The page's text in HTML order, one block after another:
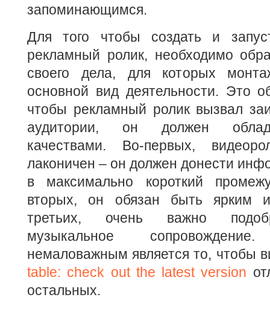
запоминающимся.
Для того чтобы создать и
рекламный ролик, необходимо
своего дела, для которых
основной вид деятельности. Это
чтобы рекламный ролик вызвал
аудитории, он должен
качествами. Во-первых,
лаконичен – он должен донести
в максимально короткий
вторых, он обязан быть ярким
третьих, очень важно
музыкальное
немаловажным является то, чтобы
table: check out the latest version
остальных.